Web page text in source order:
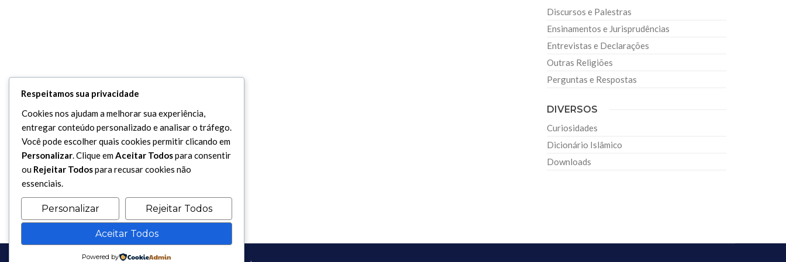
Discursos e Palestras
Ensinamentos e Jurisprudências
Entrevistas e Declarações
Outras Religiões
Perguntas e Respostas
DIVERSOS
Curiosidades
Dicionário Islâmico
Downloads
Respeitamos sua privacidade
Cookies nos ajudam a melhorar sua experiência,
entregar conteúdo personalizado e analisar o tráfego.
Você pode escolher quais cookies permitir clicando em
Personalizar. Clique emAceitar Todospara consentir
ou Rejeitar Todospara recusar cookies não
essenciais.
Personalizar Rejeitar Todos
Aceitar Todos
Powered by